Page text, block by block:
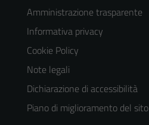
Amministrazione trasparente
Informativa privacy
Cookie Policy
Note legali
Dichiarazione di accessibilità
Piano di miglioramento del sito